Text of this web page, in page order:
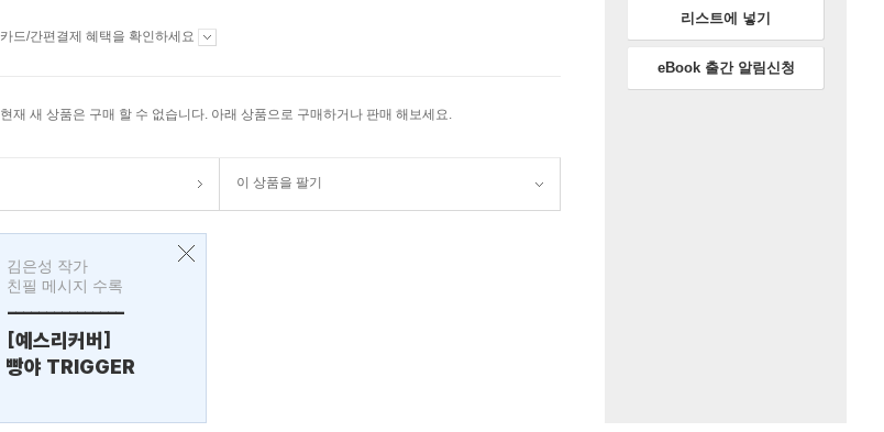
카드/간편결제 혜택을 확인하세요
현재 새 상품은 구매 할 수 없습니다. 아래 상품으로 구매하거나 판매 해보세요.
이 상품을 팔기
김은성 작가
친필 메시지 수록
---------------
[예스리커버]
빵야 TRIGGER
리스트에 넣기
eBook 출간 알림신청